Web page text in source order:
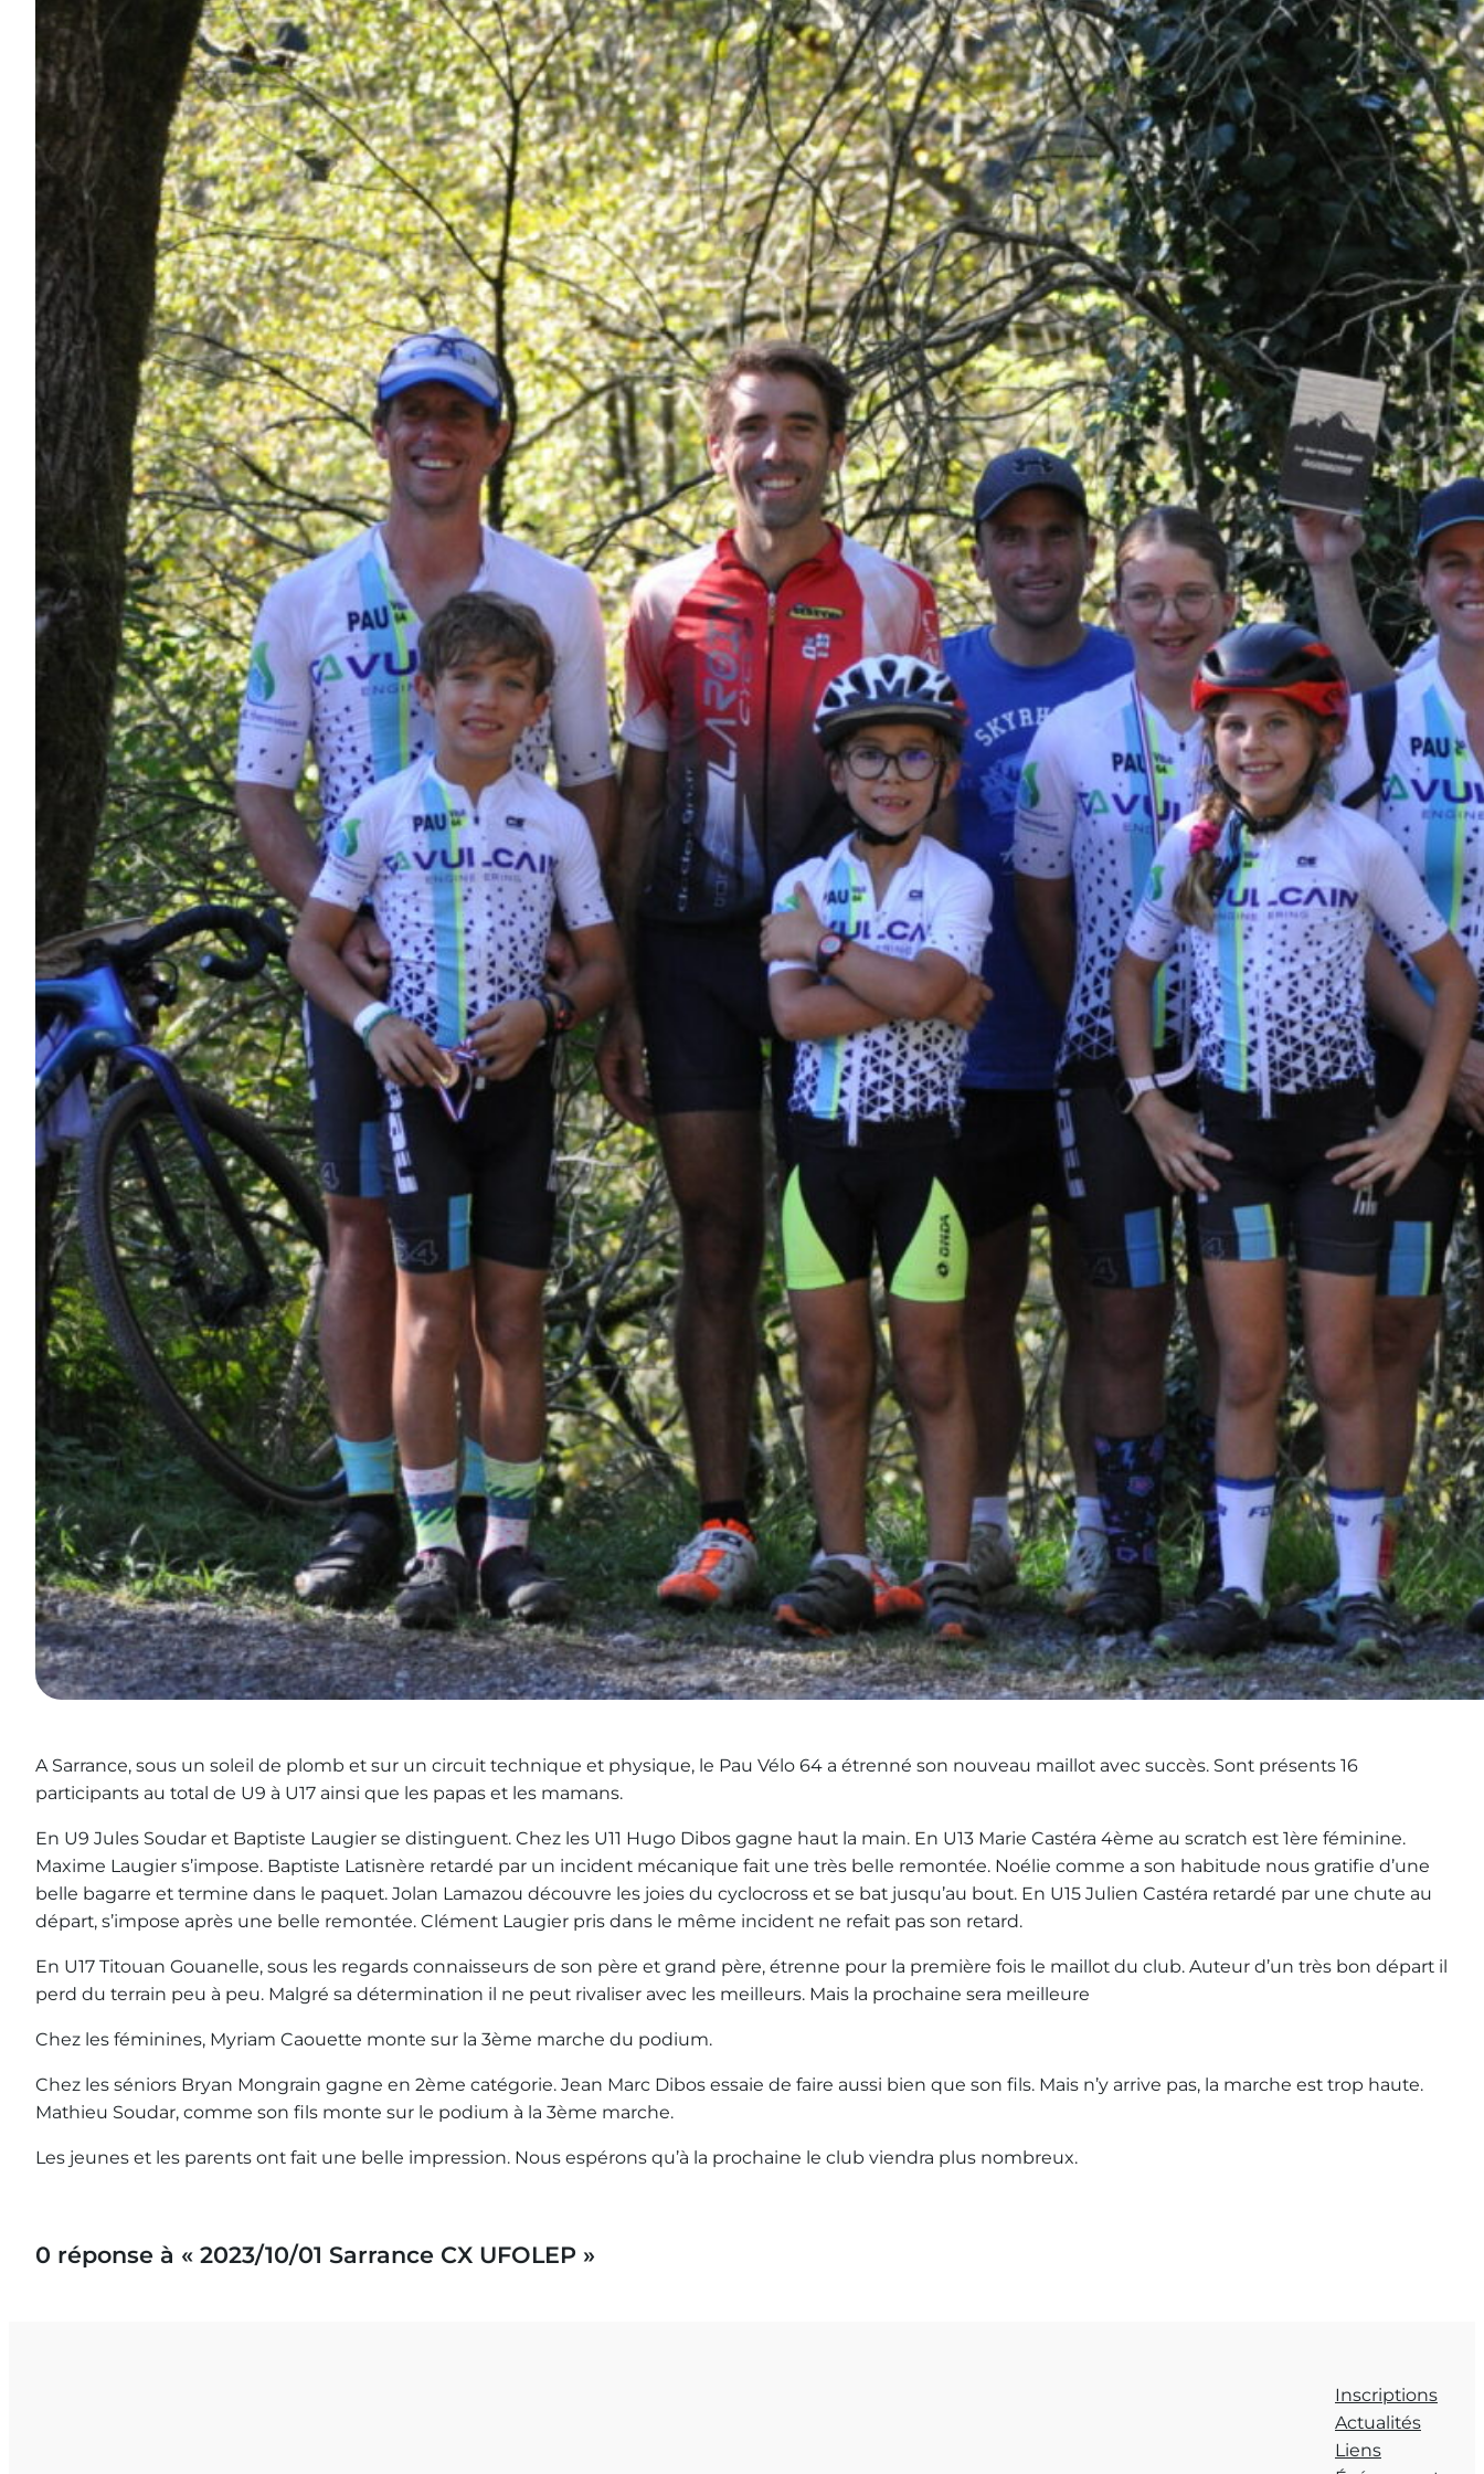
A Sarrance, sous un soleil de plomb et sur un circuit technique et physique, le Pau Vélo 64 a étrenné son nouveau maillot avec succès. Sont présents 16
participants au total de U9 à U17 ainsi que les papas et les mamans.
En U9 Jules Soudar et Baptiste Laugier se distinguent. Chez les U11 Hugo Dibos gagne haut la main. En U13 Marie Castéra 4ème au scratch est 1ère féminine.
Maxime Laugier s’impose. Baptiste Latisnère retardé par un incident mécanique fait une très belle remontée. Noélie comme a son habitude nous gratifie d’une
belle bagarre et termine dans le paquet. Jolan Lamazou découvre les joies du cyclocross et se bat jusqu’au bout. En U15 Julien Castéra retardé par une chute au
départ, s’impose après une belle remontée. Clément Laugier pris dans le même incident ne refait pas son retard.
En U17 Titouan Gouanelle, sous les regards connaisseurs de son père et grand père, étrenne pour la première fois le maillot du club. Auteur d’un très bon départ il
perd du terrain peu à peu. Malgré sa détermination il ne peut rivaliser avec les meilleurs. Mais la prochaine sera meilleure
Chez les féminines, Myriam Caouette monte sur la 3ème marche du podium.
Chez les séniors Bryan Mongrain gagne en 2ème catégorie. Jean Marc Dibos essaie de faire aussi bien que son fils. Mais n’y arrive pas, la marche est trop haute.
Mathieu Soudar, comme son fils monte sur le podium à la 3ème marche.
Les jeunes et les parents ont fait une belle impression. Nous espérons qu’à la prochaine le club viendra plus nombreux.
0 réponse à « 2023/10/01 Sarrance CX UFOLEP »
Inscriptions
Actualités
Liens